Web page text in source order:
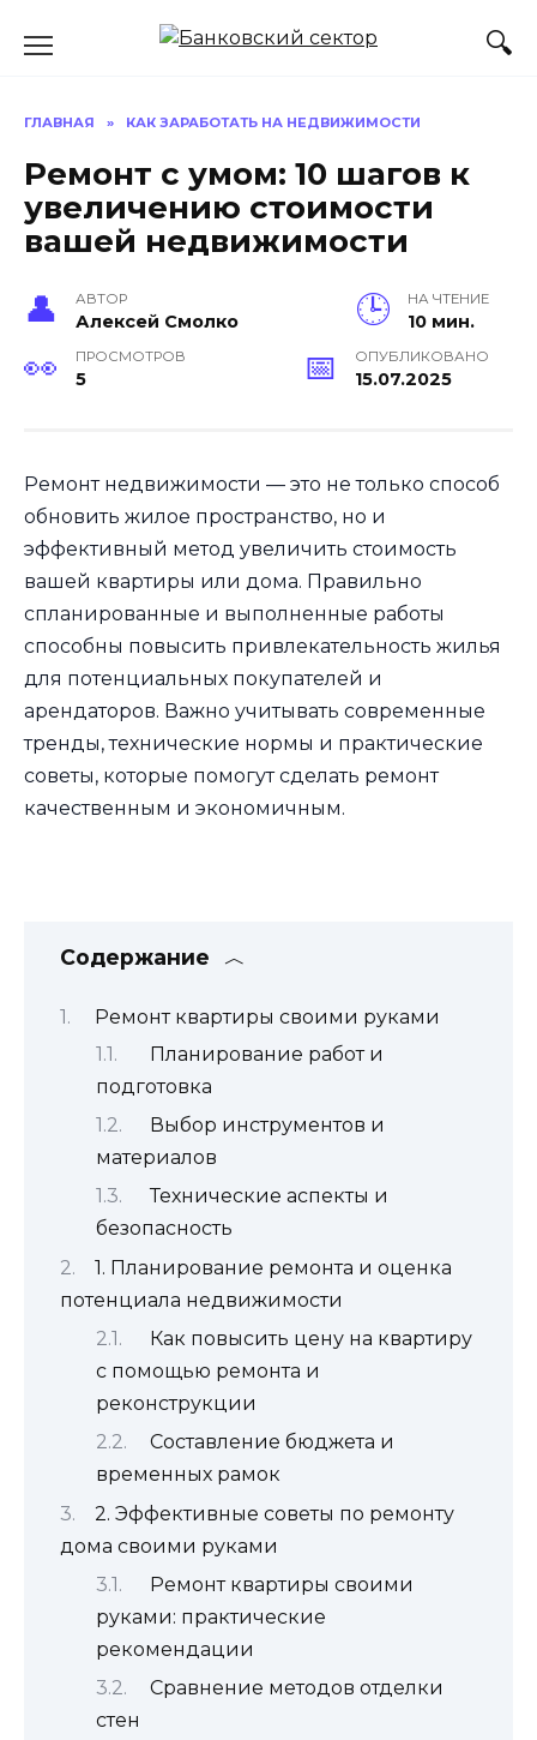
ГЛАВНАЯ » КАК ЗАРАБОТАТЬ НА НЕДВИЖИМОСТИ
Ремонт с умом: 10 шагов к
увеличению стоимости
вашей недвижимости
АВТОР
Алексей Смолко
НА ЧТЕНИЕ
10 мин.
ПРОСМОТРОВ
5
ОПУБЛИКОВАНО
15.07.2025
Ремонт недвижимости — это не только способ
обновить жилое пространство, но и
эффективный метод увеличить стоимость
вашей квартиры или дома. Правильно
спланированные и выполненные работы
способны повысить привлекательность жилья
для потенциальных покупателей и
арендаторов. Важно учитывать современные
тренды, технические нормы и практические
советы, которые помогут сделать ремонт
качественным и экономичным.
Содержание
Ремонт квартиры своими руками
Планирование работ и
подготовка
Выбор инструментов и
материалов
Технические аспекты и
безопасность
1. Планирование ремонта и оценка
потенциала недвижимости
Как повысить цену на квартиру
с помощью ремонта и
реконструкции
Составление бюджета и
временных рамок
2. Эффективные советы по ремонту
дома своими руками
Ремонт квартиры своими
руками: практические
рекомендации
Сравнение методов отделки
стен